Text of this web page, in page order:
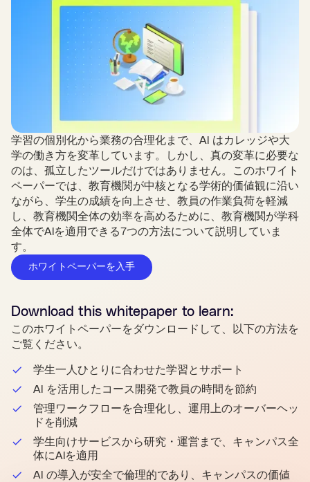
学習の個別化から業務の合理化まで、AI はカレッジや大
学の働き方を変革しています。しかし、真の変革に必要な
のは、孤立したツールだけではありません。このホワイト
ペーパーでは、教育機関が中核となる学術的価値観に沿い
ながら、学生の成績を向上させ、教員の作業負荷を軽減
し、教育機関全体の効率を高めるために、教育機関が学科
全体でAIを適用できる7つの方法について説明していま
す。
ホワイトペーパーを入手
Download this whitepaper to learn:
このホワイトペーパーをダウンロードして、以下の方法を
ご覧ください。
学生一人ひとりに合わせた学習とサポート
AI を活用したコース開発で教員の時間を節約
管理ワークフローを合理化し、運用上のオーバーヘッ
ドを削減
学生向けサービスから研究・運営まで、キャンパス全
体にAIを適用
AI の導入が安全で倫理的であり、キャンパスの価値